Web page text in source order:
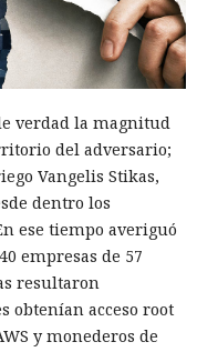
donde
nube y la IA permiten
de software
reducido a unos
compró un kit
sus partes de
económicas de
en línea
disponibles
se pueden alquilar
tarifas,
SaaS
verdad la magnitud
del adversario;
Vangelis Stikas,
dentro los
ese tiempo averiguó
empresas de 57
resultaron
obtenían acceso root
y monederos de